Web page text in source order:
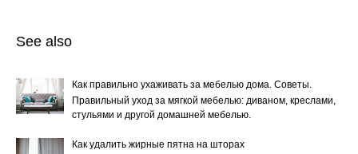
See also
Как правильно ухаживать за мебелью дома. Советы.
Правильный уход за мягкой мебелью: диваном, креслами,
стульями и другой домашней мебелью.
Как удалить жирные пятна на шторах